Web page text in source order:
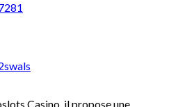
Casino, il propose une